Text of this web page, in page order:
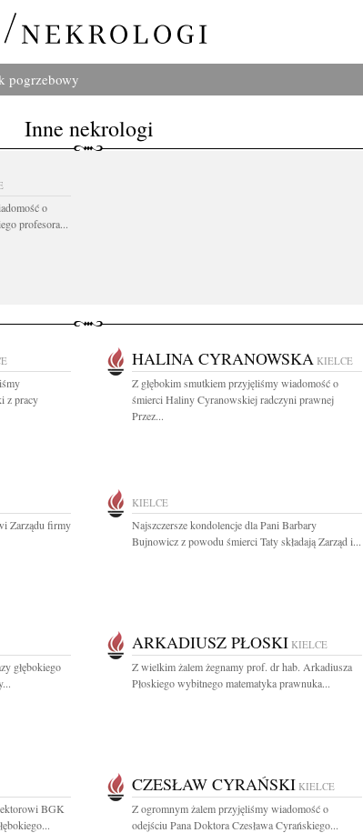
pogrzebowy
Inne nekrologi
o
profesora...
z pracy
HALINA CYRANOWSKA KIELCE
Z głębokim smutkiem przyjęliśmy wiadomość o
śmierci Haliny Cyranowskiej radczyni prawnej
Przez...
Zarządu firmy
KIELCE
Najszczersze kondolencje dla Pani Barbary
Bujnowicz z powodu śmierci Taty składają Zarząd i...
głębokiego
ARKADIUSZ PŁOSKI KIELCE
Z wielkim żalem żegnamy prof. dr hab. Arkadiusza
Płoskiego wybitnego matematyka prawnuka...
BGK
CZESŁAW CYRAŃSKI KIELCE
Z ogromnym żalem przyjęliśmy wiadomość o
odejściu Pana Doktora Czesława Cyrańskiego...